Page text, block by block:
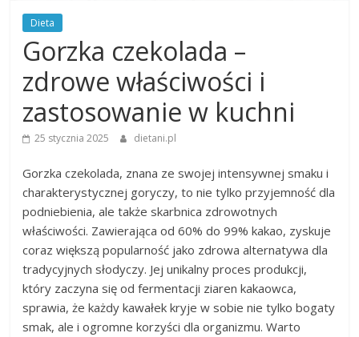
Dieta
Gorzka czekolada –
zdrowe właściwości i
zastosowanie w kuchni
25 stycznia 2025 dietani.pl
Gorzka czekolada, znana ze swojej intensywnej smaku i
charakterystycznej goryczy, to nie tylko przyjemność dla
podniebienia, ale także skarbnica zdrowotnych
właściwości. Zawierająca od 60% do 99% kakao, zyskuje
coraz większą popularność jako zdrowa alternatywa dla
tradycyjnych słodyczy. Jej unikalny proces produkcji,
który zaczyna się od fermentacji ziaren kakaowca,
sprawia, że każdy kawałek kryje w sobie nie tylko bogaty
smak, ale i ogromne korzyści dla organizmu. Warto